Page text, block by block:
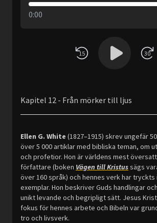
0:00
15 30
Kapitel 12 - Från mörker till ljus
Ellen G. White (1827–1915) skrev ungefär
över 5 000 artiklar med bibliska teman, om
och profetior. Hon är världens mest
författare (boken Vägen till Kristussägs
över 160 språk) och hennes verk har tryckts
exemplar. Hon beskriver Guds handlingar
unikt levande och begripligt sätt. Jesus
fokus för hennes arbete och Bibeln var
tro och livsverk.